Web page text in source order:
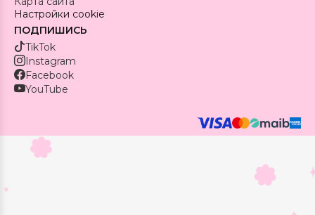
Настройки cookie
ПОДПИШИСЬ
TikTok
Instagram
Facebook
YouTube